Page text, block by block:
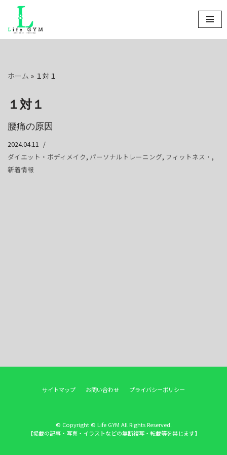
コ
ン
ツ
ス
ッ
プ
ホーム » １対１
１対１
腰痛の原因
2024.04.11
ダイエット・ボディメイク, パーソナルトレーニング, フィットネス・ ,
新着情報
サイトマップ お問い合わせ プライバシーポリシー
© Copyright © Life GYM All Rights Reserved.
【掲載の記事・写真・イラストなどの無断複写・転載等を禁じます】